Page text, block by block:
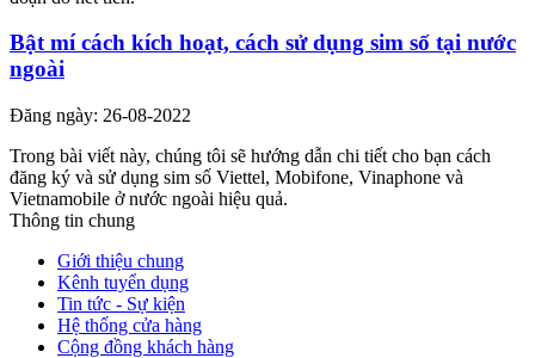
Bật mí cách kích hoạt, cách sử dụng sim số tại nước
ngoài
Đăng ngày: 26-08-2022
Trong bài viết này, chúng tôi sẽ hướng dẫn chi tiết cho bạn cách
đăng ký và sử dụng sim số Viettel, Mobifone, Vinaphone và
Vietnamobile ở nước ngoài hiệu quả.
Thông tin chung
Giới thiệu chung
Kênh tuyển dụng
Tin tức - Sự kiện
Hệ thống cửa hàng
Cộng đồng khách hàng